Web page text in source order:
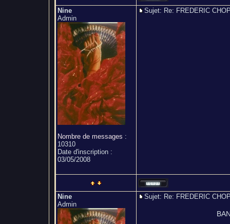
Nine
Admin
Nombre de messages :
10310
Date d'inscription :
03/05/2008
Sujet: Re: FREDERIC
Nine
Admin
Sujet: Re: FREDERIC